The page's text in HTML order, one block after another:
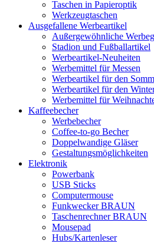
Taschen in Papieroptik
Werkzeugtaschen
Ausgefallene Werbeartikel
Außergewöhnliche
Stadion und Fußballartikel
Werbeartikel-Neuheiten
Werbemittel für Messen
Werbeartikel für den
Werbeartikel für den
Werbemittel für
Kaffeebecher
Werbebecher
Coffee-to-go Becher
Doppelwandige Gläser
Gestaltungsmöglichkeiten
Elektronik
Powerbank
USB Sticks
Computermouse
Funkwecker BRAUN
Taschenrechner BRAUN
Mousepad
Hubs/Kartenleser